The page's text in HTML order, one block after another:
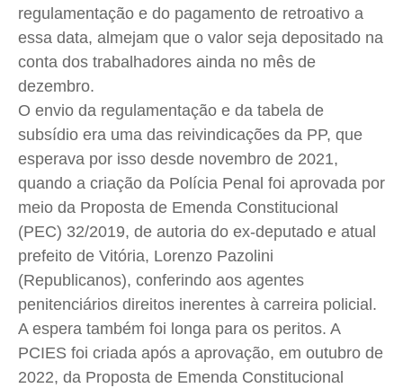
regulamentação e do pagamento de retroativo a
essa data, almejam que o valor seja depositado na
conta dos trabalhadores ainda no mês de
dezembro.
O envio da regulamentação e da tabela de
subsídio era uma das reivindicações da PP, que
esperava por isso desde novembro de 2021,
quando a criação da Polícia Penal foi aprovada por
meio da Proposta de Emenda Constitucional
(PEC) 32/2019, de autoria do ex-deputado e atual
prefeito de Vitória, Lorenzo Pazolini
(Republicanos), conferindo aos agentes
penitenciários direitos inerentes à carreira policial.
A espera também foi longa para os peritos. A
PCIES foi criada após a aprovação, em outubro de
2022, da Proposta de Emenda Constitucional